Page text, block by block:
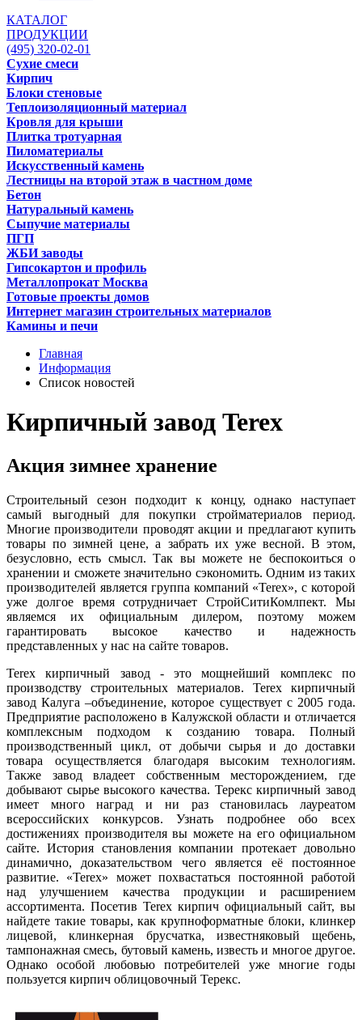
КАТАЛОГ
ПРОДУКЦИИ
(495) 320-02-01
Сухие смеси
Кирпич
Блоки стеновые
Теплоизоляционный материал
Кровля для крыши
Плитка тротуарная
Пиломатериалы
Искусственный камень
Лестницы на второй этаж в частном доме
Бетон
Натуральный камень
Сыпучие материалы
ПГП
ЖБИ заводы
Гипсокартон и профиль
Металлопрокат Москва
Готовые проекты домов
Интернет магазин строительных материалов
Камины и печи
Главная
Информация
Список новостей
Кирпичный завод Terex
Акция зимнее хранение
Строительный сезон подходит к концу, однако наступает
самый выгодный для покупки стройматериалов период.
Многие производители проводят акции и предлагают купить
товары по зимней цене, а забрать их уже весной. В этом,
безусловно, есть смысл. Так вы можете не беспокоиться о
хранении и сможете значительно сэкономить. Одним из таких
производителей является группа компаний «Теrеx», с которой
уже долгое время сотрудничает СтройСитиКомлпект. Мы
являемся их официальным дилером, поэтому можем
гарантировать высокое качество и надежность
представленных у нас на сайте товаров.
Terex кирпичный завод - это мощнейший комплекс по
производству строительных материалов. Terex кирпичный
завод Калуга –объединение, которое существует с 2005 года.
Предприятие расположено в Калужской области и отличается
комплексным подходом к созданию товара. Полный
производственный цикл, от добычи сырья и до доставки
товара осуществляется благодаря высоким технологиям.
Также завод владеет собственным месторождением, где
добывают сырье высокого качества. Терекс кирпичный завод
имеет много наград и ни раз становилась лауреатом
всероссийских конкурсов. Узнать подробнее обо всех
достижениях производителя вы можете на его официальном
сайте. История становления компании протекает довольно
динамично, доказательством чего является её постоянное
развитие. «Terex» может похвастаться постоянной работой
над улучшением качества продукции и расширением
ассортимента. Посетив Terex кирпич официальный сайт, вы
найдете такие товары, как крупноформатные блоки, клинкер
лицевой, клинкерная брусчатка, известняковый щебень,
тампонажная смесь, бутовый камень, известь и многое другое.
Однако особой любовью потребителей уже многие годы
пользуется кирпич облицовочный Терекс.